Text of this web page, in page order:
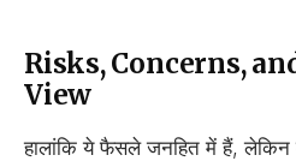
Risks, Concerns,
View
हालांकि ये फैसले जनहित में हैं, लेकिन